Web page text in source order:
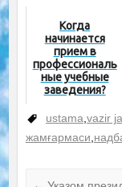
Когда
начинается
прием в
профессиональ
ные учебные
заведения?
ustama vazir
жамғармаси